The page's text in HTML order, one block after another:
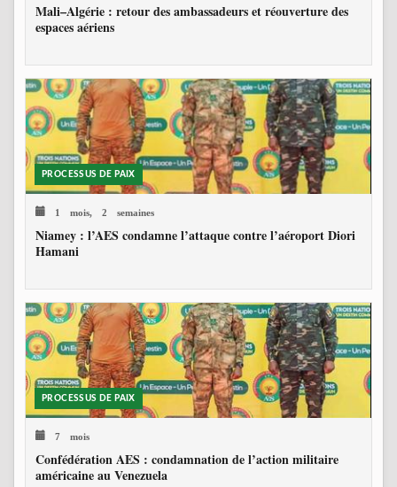
Mali–Algérie : retour des ambassadeurs et réouverture des
espaces aériens
PROCESSUS DE PAIX
1 mois, 2 semaines
Niamey : l’AES condamne l’attaque contre l’aéroport Diori
Hamani
PROCESSUS DE PAIX
7 mois
Confédération AES : condamnation de l’action militaire
américaine au Venezuela